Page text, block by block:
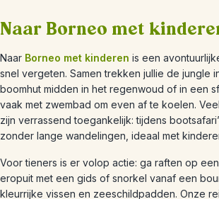
Naar Borneo met
Naar Borneo met kinderen is een
snel vergeten. Samen trekken jullie de jungle
boomhut midden in het regenwoud of in een
vaak met zwembad om even af te koelen.
zijn verrassend toegankelijk: tijdens
zonder lange wandelingen, ideaal met
Voor tieners is er volop actie: ga raften op
eropuit met een gids of snorkel vanaf een
kleurrijke vissen en zeeschildpadden. Onze